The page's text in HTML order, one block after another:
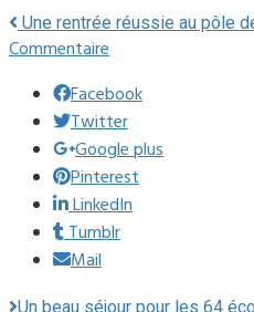
Une rentrée réussie au pôle
Commentaire
Facebook
Twitter
Google plus
Pinterest
LinkedIn
Tumblr
Mail
Un beau séjour pour les 64